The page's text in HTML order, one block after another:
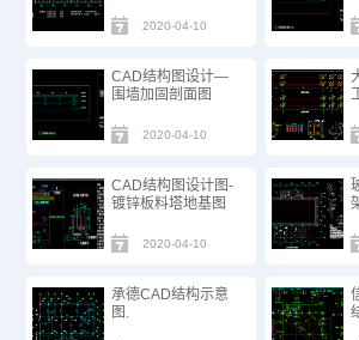
2020-04-10
CAD结构图设计—
围墙加固剖面图
2020-04-10
CAD结构图设计图-
镀锌板料塔地基图
2020-04-10
承德CAD结构示意
图.